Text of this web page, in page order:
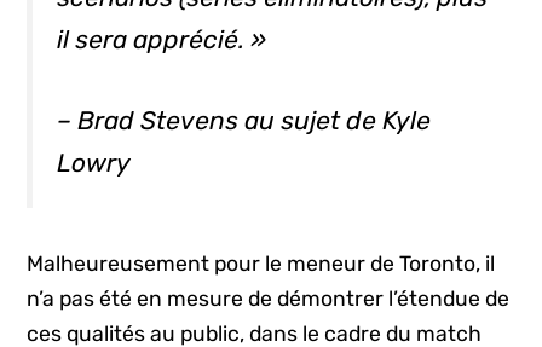
il sera apprécié. »
– Brad Stevens au sujet de Kyle
Lowry
Malheureusement pour le meneur de Toronto, il
n’a pas été en mesure de démontrer l’étendue de
ces qualités au public, dans le cadre du match